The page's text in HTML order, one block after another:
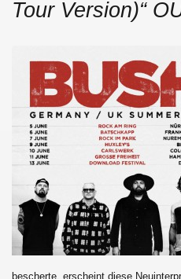
Tour Version)“
bescherte, erscheint diese